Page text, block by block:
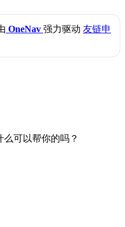
OneNav 强力驱动 友链申
可以帮你的吗？